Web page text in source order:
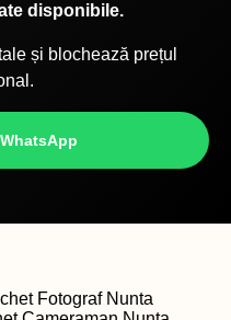
disponibile.
și blochează prețul